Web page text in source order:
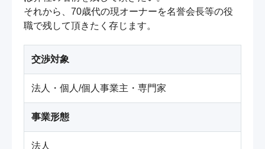
それから、70歳代の現オーナーを名誉会長等の役
職で残して頂きたく存じます。
交渉対象
法人・個人/個人事業主・専門家
事業形態
法人